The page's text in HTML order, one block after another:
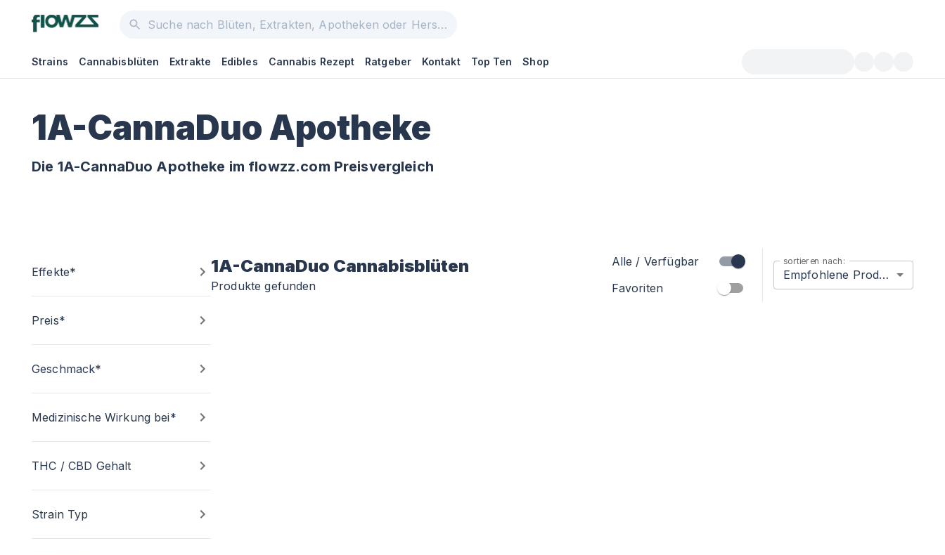
Strains Cannabisblüten Extrakte Edibles Cannabis Rezept Ratgeber Kontakt Top Ten Shop
1A-CannaDuo Apotheke
Die 1A-CannaDuo Apotheke im flowzz.com Preisvergleich
Effekte*
Preis*
Geschmack*
Medizinische Wirkung bei*
THC / CBD Gehalt
Strain Typ
1A-CannaDuo Cannabisblüten
Produkte gefunden
Alle / Verfügbar
Favoriten
sortieren nach:
Empfohlene Produkte